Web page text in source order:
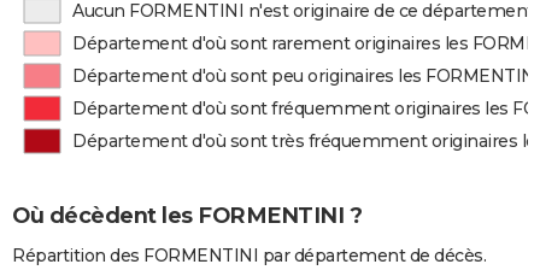
Aucun FORMENTINI n'est originaire de ce département
Département d'où sont rarement originaires les
Département d'où sont peu originaires les FORMENTINI
Département d'où sont fréquemment originaires les
Département d'où sont très fréquemment originaires
Où décèdent les FORMENTINI ?
Répartition des FORMENTINI par département de décès.